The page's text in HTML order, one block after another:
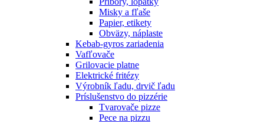
Misky a fľaše
Papier, etikety
Obväzy, náplaste
Kebab-gyros zariadenia
Vafľovače
Grilovacie platne
Elektrické fritézy
Výrobník ľadu, drvič ľadu
Príslušenstvo do pizzérie
Tvarovače pizze
Pece na pizzu